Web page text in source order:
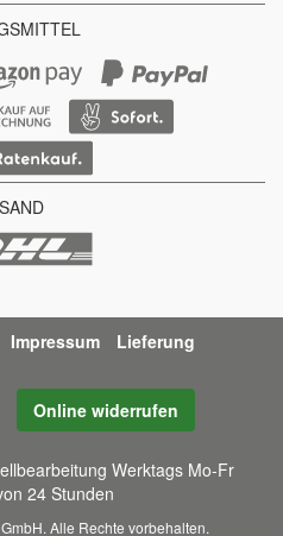
Impressum Lieferung
Online widerrufen
Werktags Mo-Fr
24 Stunden
Alle Rechte vorbehalten.